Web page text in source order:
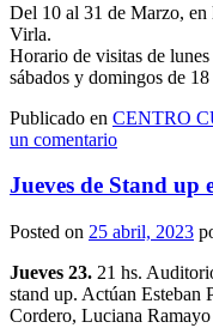
Del 10 al 31 de Marzo,
Virla.
Horario de visitas de
sábados y domingos de 18
Publicado en CENTRO
un comentario
Jueves de Stand up
Posted on 25 abril, 2023
Jueves 23. 21 hs.
stand up. Actúan
Cordero, Luciana